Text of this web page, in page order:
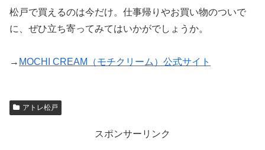
松戸で買えるのは今だけ。仕事帰りやお買い物のついで
に、ぜひ立ち寄ってみてはいかがでしょうか。
→ MOCHI CREAM（モチクリーム）公式サイト
アトレ松戸
スポンサーリンク